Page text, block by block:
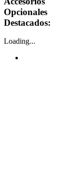
Opcionales
Destacados:
Loading...